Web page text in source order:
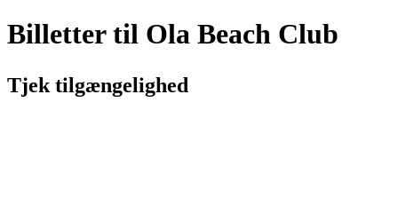
Billetter til Ola Beach Club
Tjek tilgængelighed